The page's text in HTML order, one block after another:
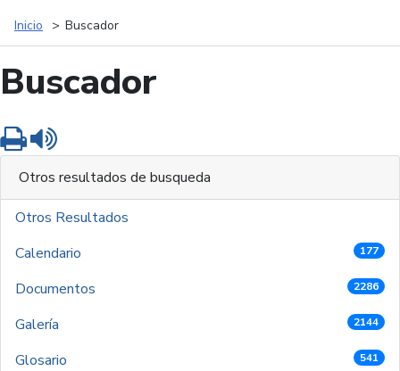
Inicio Buscador
Buscador
Imprimir
Otros resultados de busqueda
Otros Resultados
Calendario
177
Documentos 2286
Galería 2144
Glosario 541